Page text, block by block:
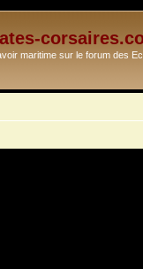
maritime sur le forum des